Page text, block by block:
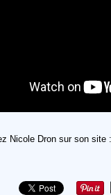
Nicole Dron sur son site